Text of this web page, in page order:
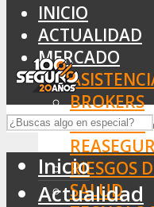
INICIO
ACTUALIDAD
MERCADO
BROKERS
SEGUROS
RIESGOS
SALUD
Inicio
Actualidad